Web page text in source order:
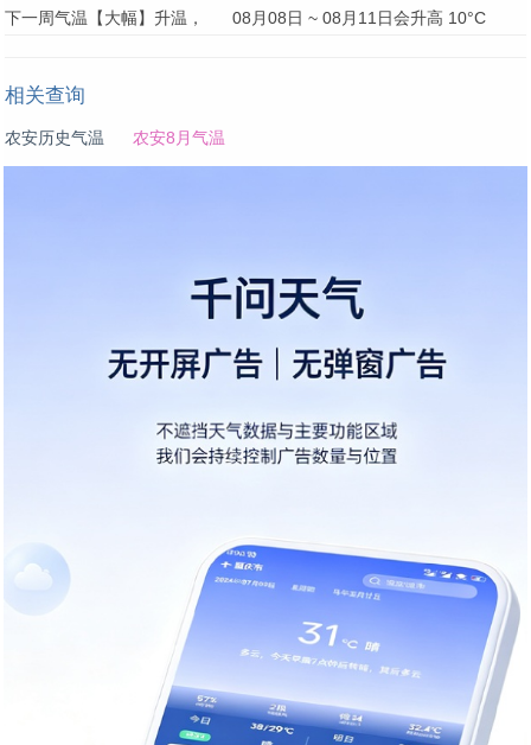
下一周气温【大幅】升温， 08月08日 ~ 08月11日会升高 10°C
相关查询
农安历史气温 农安8月气温